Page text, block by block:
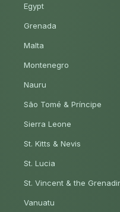
Egypt
Grenada
Malta
Montenegro
Nauru
São Tomé & Príncipe
Sierra Leone
St. Kitts & Nevis
St. Lucia
St. Vincent & the
Vanuatu